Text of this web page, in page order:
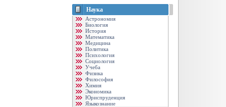
Наука
Астрономия
Биология
История
Математика
Медицина
Политика
Психология
Социология
Учеба
Физика
Философия
Химия
Экономика
Юриспруденция
Языкознание